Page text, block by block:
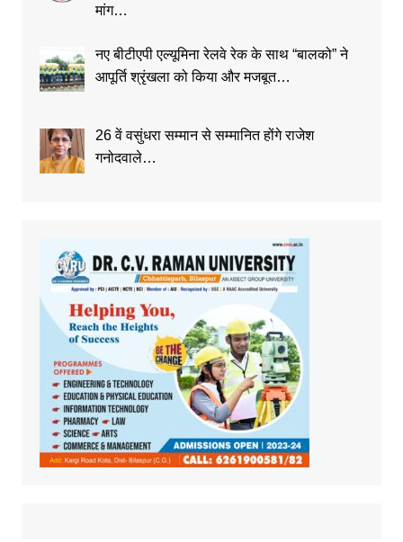
मांग…
नए बीटीएपी एल्यूमिना रेलवे रेक के साथ “बालको” ने
आपूर्ति श्रृंखला को किया और मजबूत…
26 वें वसुंधरा सम्मान से सम्मानित होंगे राजेश
गनोदवाले…